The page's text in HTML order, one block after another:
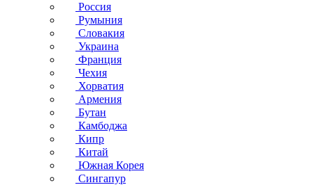
Россия
Румыния
Словакия
Украина
Франция
Чехия
Хорватия
Армения
Бутан
Камбоджа
Кипр
Китай
Южная Корея
Сингапур